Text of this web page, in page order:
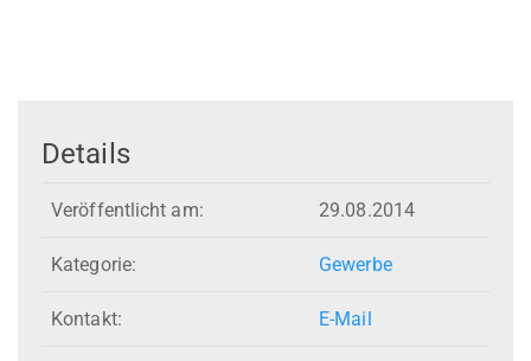
Details
Veröffentlicht am: 29.08.2014
Kategorie: Gewerbe
Kontakt: E-Mail